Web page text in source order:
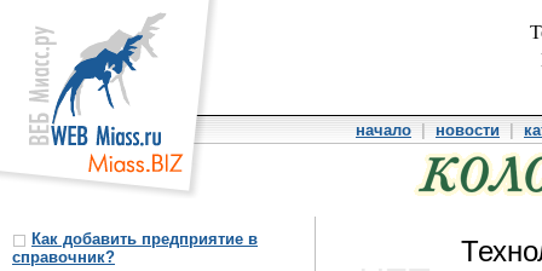
начало новости
Как добавить предприятие в
справочник?